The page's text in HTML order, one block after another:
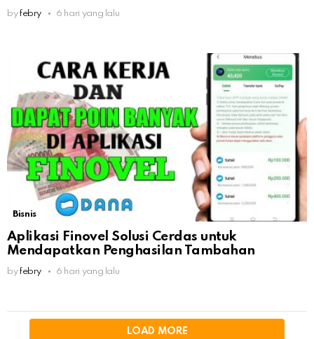
by febry 6 hari yang lalu
Bisnis
Aplikasi Finovel Solusi Cerdas untuk
Mendapatkan Penghasilan Tambahan
by febry 6 hari yang lalu
LOAD MORE